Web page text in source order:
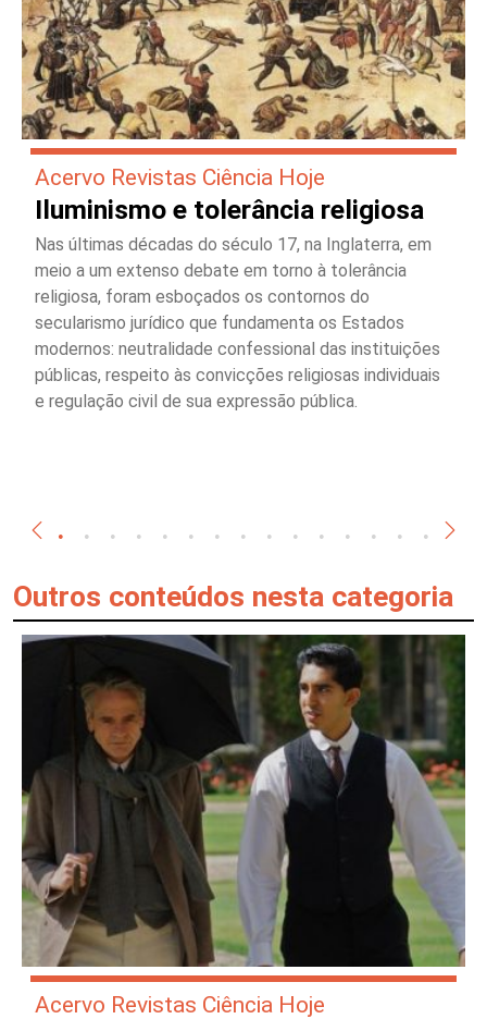
Acervo Revistas Ciência Hoje
Iluminismo e tolerância religiosa
Nas últimas décadas do século 17, na Inglaterra, em
meio a um extenso debate em torno à tolerância
religiosa, foram esboçados os contornos do
secularismo jurídico que fundamenta os Estados
modernos: neutralidade confessional das instituições
públicas, respeito às convicções religiosas individuais
e regulação civil de sua expressão pública.
Outros conteúdos nesta categoria
Acervo Revistas Ciência Hoje